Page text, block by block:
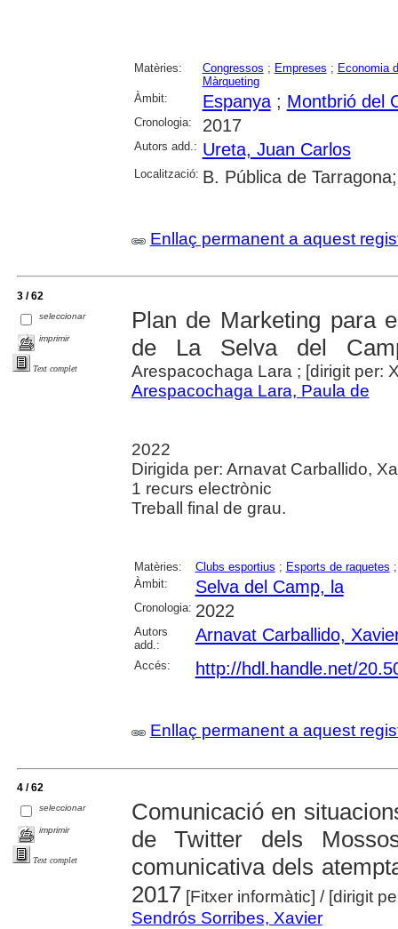
Matèries: Congressos ; Empreses ; Economia
Màrqueting
Àmbit:
Espanya; Montbrió del
Cronologia: 2017
Autors add.: Ureta, Juan Carlos
Localització: B. Pública de
Enllaç permanent a aquest
3 / 62
seleccionar
imprimir
Text complet
Plan de Marketing para
de La Selva del
Arespacochaga Lara ; [dirigit per:
Arespacochaga Lara, Paula de
2022
Dirigida per: Arnavat Carballido,
1 recurs electrònic
Treball final de grau.
Matèries: Clubs esportius ; Esports de raquetes
Àmbit:
Selva del Camp, la
Cronologia: 2022
Autors
add.:
Arnavat Carballido,
Accés: http://hdl.handle.net/
Enllaç permanent a aquest
4 / 62
seleccionar
imprimir
Text complet
Comunicació en
de Twitter dels
comunicativa dels
2017 [Fitxer informàtic] / [dirigit
Sendrós Sorribes, Xavier